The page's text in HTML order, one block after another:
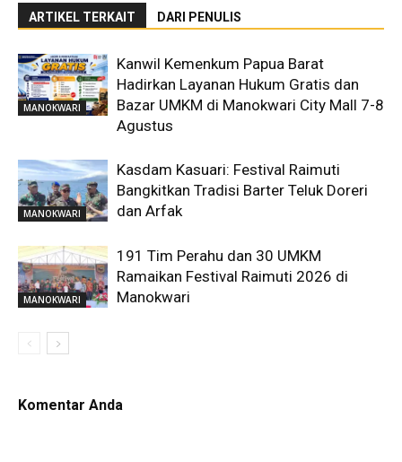
ARTIKEL TERKAIT DARI PENULIS
MANOKWARI
Kanwil Kemenkum Papua Barat
Hadirkan Layanan Hukum Gratis dan
Bazar UMKM di Manokwari City Mall 7-8
Agustus
MANOKWARI
Kasdam Kasuari: Festival Raimuti
Bangkitkan Tradisi Barter Teluk Doreri
dan Arfak
MANOKWARI
191 Tim Perahu dan 30 UMKM
Ramaikan Festival Raimuti 2026 di
Manokwari
Komentar Anda